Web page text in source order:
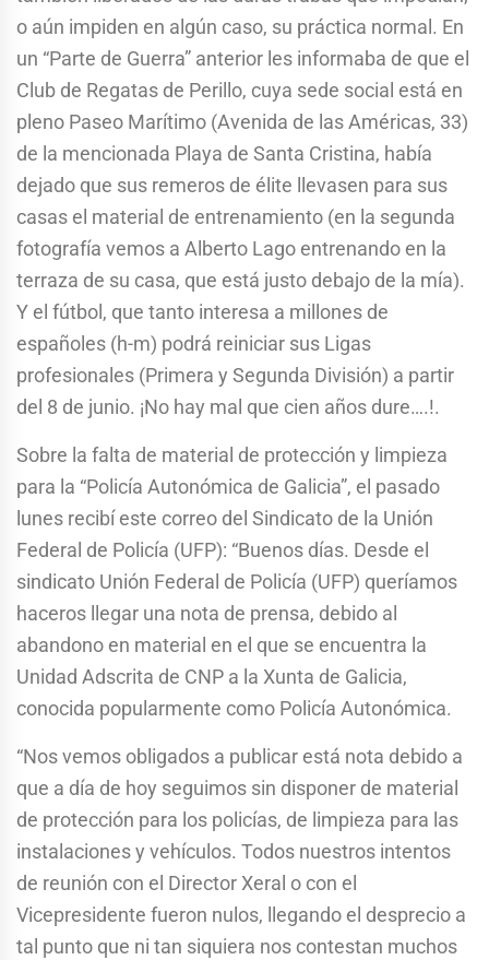
o aún impiden en algún caso, su práctica normal. En
un “Parte de Guerra” anterior les informaba de que el
Club de Regatas de Perillo, cuya sede social está en
pleno Paseo Marítimo (Avenida de las Américas, 33)
de la mencionada Playa de Santa Cristina, había
dejado que sus remeros de élite llevasen para sus
casas el material de entrenamiento (en la segunda
fotografía vemos a Alberto Lago entrenando en la
terraza de su casa, que está justo debajo de la mía).
Y el fútbol, que tanto interesa a millones de
españoles (h-m) podrá reiniciar sus Ligas
profesionales (Primera y Segunda División) a partir
del 8 de junio. ¡No hay mal que cien años dure….!.
Sobre la falta de material de protección y limpieza
para la “Policía Autonómica de Galicia”, el pasado
lunes recibí este correo del Sindicato de la Unión
Federal de Policía (UFP): “Buenos días. Desde el
sindicato Unión Federal de Policía (UFP) queríamos
haceros llegar una nota de prensa, debido al
abandono en material en el que se encuentra la
Unidad Adscrita de CNP a la Xunta de Galicia,
conocida popularmente como Policía Autonómica.
“Nos vemos obligados a publicar está nota debido a
que a día de hoy seguimos sin disponer de material
de protección para los policías, de limpieza para las
instalaciones y vehículos. Todos nuestros intentos
de reunión con el Director Xeral o con el
Vicepresidente fueron nulos, llegando el desprecio a
tal punto que ni tan siquiera nos contestan muchos